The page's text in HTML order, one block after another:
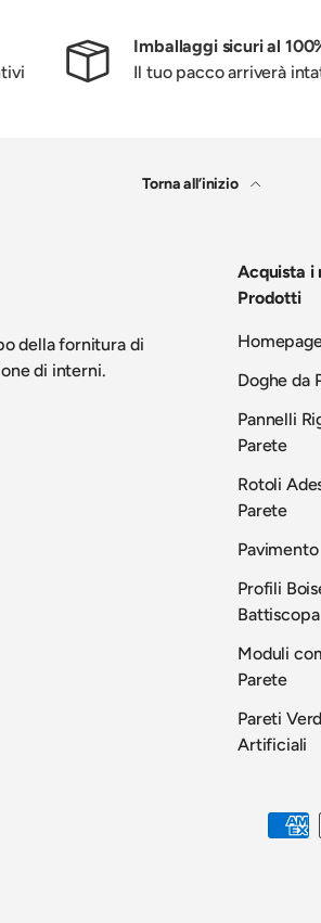
Imballaggi sicuri al
Il tuo pacco arriverà
Torna all’inizio
della fornitura di
di interni.
Acquista i
Prodotti
Doghe da
Pannelli
Parete
Rotoli
Parete
Pavimento
Profili
Battiscopa
Moduli
Parete
Pareti
Artificiali
Metodi di